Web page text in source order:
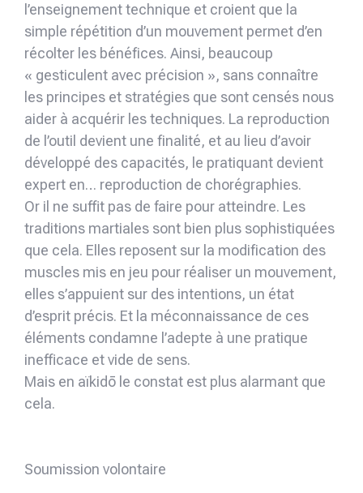
l’enseignement technique et croient que la
simple répétition d’un mouvement permet d’en
récolter les bénéfices. Ainsi, beaucoup
« gesticulent avec précision », sans connaître
les principes et stratégies que sont censés nous
aider à acquérir les techniques. La reproduction
de l’outil devient une finalité, et au lieu d’avoir
développé des capacités, le pratiquant devient
expert en… reproduction de chorégraphies.
Or il ne suffit pas de faire pour atteindre. Les
traditions martiales sont bien plus sophistiquées
que cela. Elles reposent sur la modification des
muscles mis en jeu pour réaliser un mouvement,
elles s’appuient sur des intentions, un état
d’esprit précis. Et la méconnaissance de ces
éléments condamne l’adepte à une pratique
inefficace et vide de sens.
Mais en aïkidō le constat est plus alarmant que
cela.
Soumission volontaire